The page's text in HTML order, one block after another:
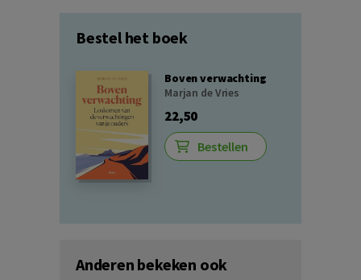
Bestel het boek
Boven verwachting
Marjan de Vries
22,50
Bestellen
Anderen bekeken ook